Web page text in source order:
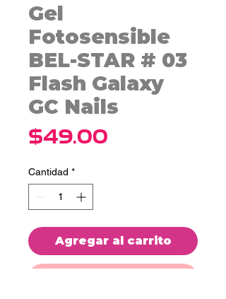
Gel
Fotosensible
BEL-STAR # 03
Flash Galaxy
GC Nails
$49.00
Cantidad *
Agregar al carrito